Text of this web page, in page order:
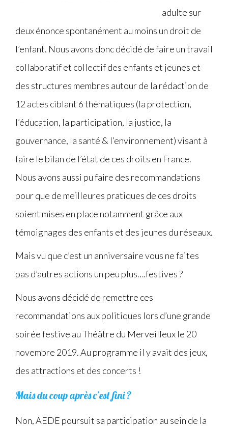
adulte sur
deux énonce spontanément au moins un droit de
l’enfant. Nous avons donc décidé de faire un travail
collaboratif et collectif des enfants et jeunes et
des structures membres autour de la rédaction de
12 actes ciblant 6 thématiques (la protection,
l’éducation, la participation, la justice, la
gouvernance, la santé & l’environnement) visant à
faire le bilan de l’état de ces droits en France.
Nous avons aussi pu faire des recommandations
pour que de meilleures pratiques de ces droits
soient mises en place notamment grâce aux
témoignages des enfants et des jeunes du réseaux.
Mais vu que c’est un anniversaire vous ne faites
pas d’autres actions un peu plus….festives ?
Nous avons décidé de remettre ces
recommandations aux politiques lors d’une grande
soirée festive au Théâtre du Merveilleux le 20
novembre 2019. Au programme il y avait des jeux,
des attractions et des concerts !
Mais du coup après c’est fini ?
Non, AEDE poursuit sa participation au sein de la